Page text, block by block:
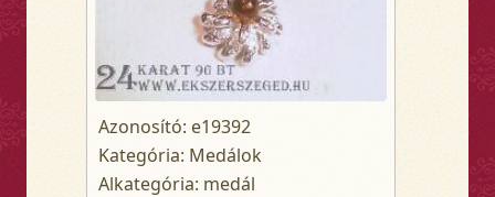
Azonosító: e19392
Kategória: Medálok
Alkategória: medál